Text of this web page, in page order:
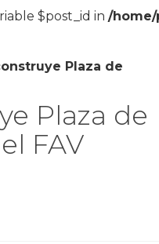
$post_id in/
Plaza de
Plaza de
FAV